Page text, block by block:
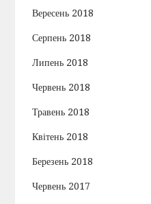
Вересень 2018
Серпень 2018
Липень 2018
Червень 2018
Травень 2018
Квітень 2018
Березень 2018
Червень 2017